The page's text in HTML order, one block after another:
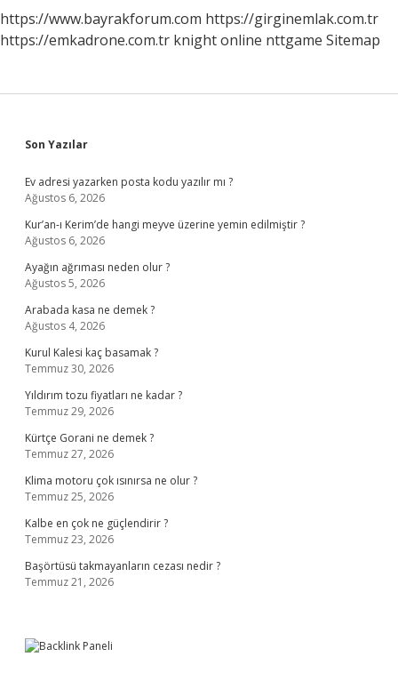
https://www.bayrakforum.com https://girginemlak.com.tr
https://emkadrone.com.tr knight online nttgame Sitemap
Sidebar
Son Yazılar
Ev adresi yazarken posta kodu yazılır mı ?
Ağustos 6, 2026
Kur’an-ı Kerim’de hangi meyve üzerine yemin edilmiştir ?
Ağustos 6, 2026
Ayağın ağrıması neden olur ?
Ağustos 5, 2026
Arabada kasa ne demek ?
Ağustos 4, 2026
Kurul Kalesi kaç basamak ?
Temmuz 30, 2026
Yıldırım tozu fiyatları ne kadar ?
Temmuz 29, 2026
Kürtçe Gorani ne demek ?
Temmuz 27, 2026
Klima motoru çok ısınırsa ne olur ?
Temmuz 25, 2026
Kalbe en çok ne güçlendirir ?
Temmuz 23, 2026
Başörtüsü takmayanların cezası nedir ?
Temmuz 21, 2026